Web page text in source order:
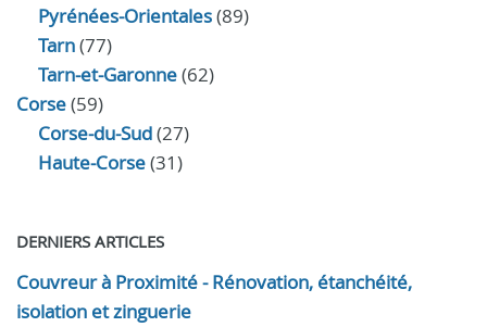
Pyrénées-Orientales(89)
Tarn(77)
Tarn-et-Garonne(62)
Corse(59)
Corse-du-Sud(27)
Haute-Corse(31)
DERNIERS ARTICLES
Couvreur à Proximité - Rénovation, étanchéité,
isolation et zinguerie